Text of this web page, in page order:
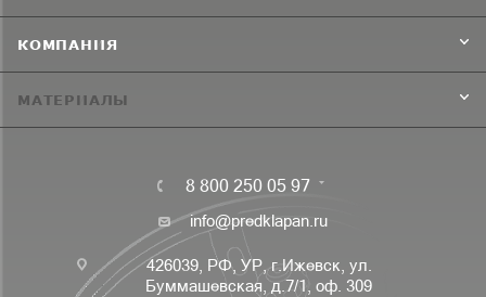
КОМПАНИЯ
МАТЕРИАЛЫ
8 800 250 05 97
info@predklapan.ru
426039, РФ, УР, г.Ижевск, ул.
Буммашевская, д.7/1, оф. 309